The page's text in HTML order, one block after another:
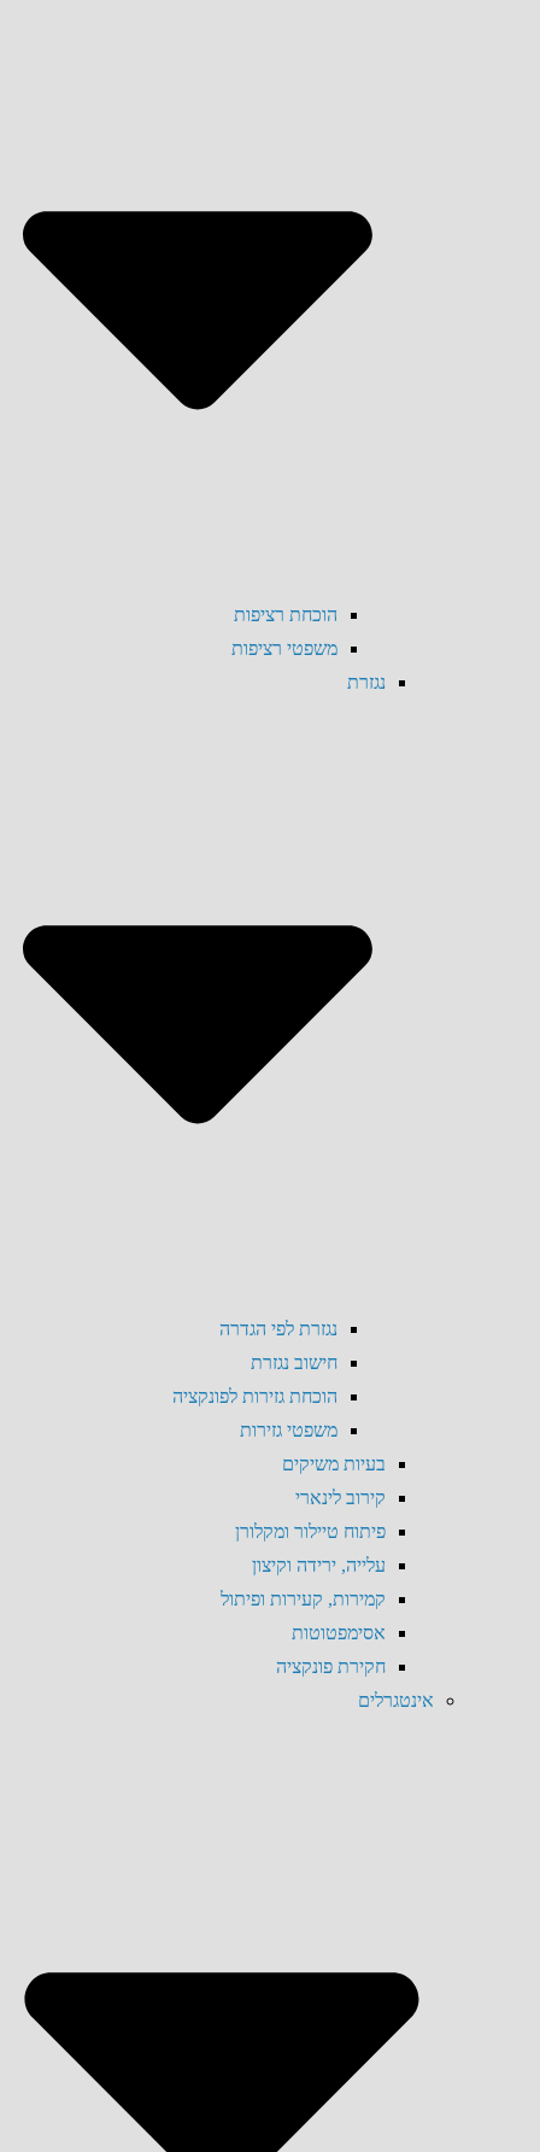
הוכחת רציפות
משפטי רציפות
נגזרת
נגזרת לפי הגדרה
חישוב נגזרת
הוכחת גזירות לפונקציה
משפטי גזירות
בעיות משיקים
קירוב לינארי
פיתוח טיילור ומקלורן
עלייה, ירידה וקיצון
קמירות, קעירות ופיתול
אסימפטוטות
חקירת פונקציה
אינטגרלים